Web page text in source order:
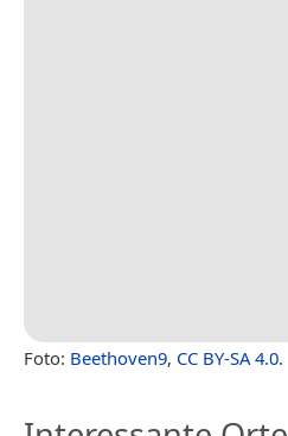
Foto: Beethoven9, CC BY-SA 4.0.